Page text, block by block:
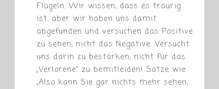
Flügeln. Wir wissen, dass es traurig
ist, aber wir haben uns damit
abgefunden und versuchen das Positive
zu sehen, nicht das Negative. Versucht
uns darin zu bestärken, nicht für das
„Verlorene“ zu bemitleiden! Sätze wie
„Also kann Sie gar nichts mehr sehen,